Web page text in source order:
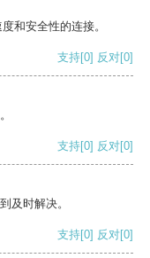
和安全性的连接。
支持[0] 反对[0]
支持[0] 反对[0]
及时解决。
支持[0] 反对[0]